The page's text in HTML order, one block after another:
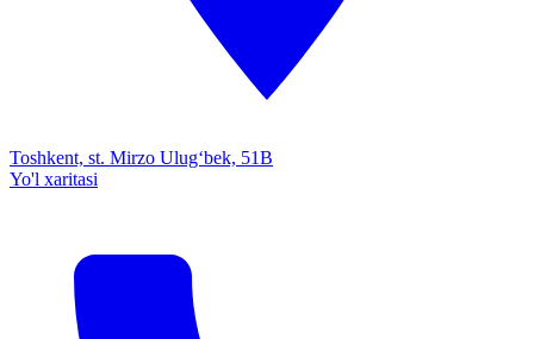
Toshkent, st. Mirzo Ulug‘bek, 51B
Yo'l xaritasi